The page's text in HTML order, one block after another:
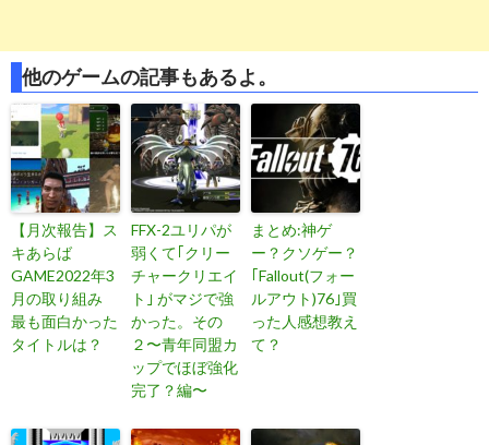
他のゲームの記事もあるよ。
【月次報告】ス
キあらば
GAME2022年3
月の取り組み
最も面白かった
タイトルは？
FFX-2ユリパが
弱くて｢クリー
チャークリエイ
ト｣ がマジで強
かった。その
２〜青年同盟カ
ップでほぼ強化
完了？編〜
まとめ:神ゲ
ー？クソゲー？
｢Fallout(フォー
ルアウト)76｣買
った人感想教え
て？